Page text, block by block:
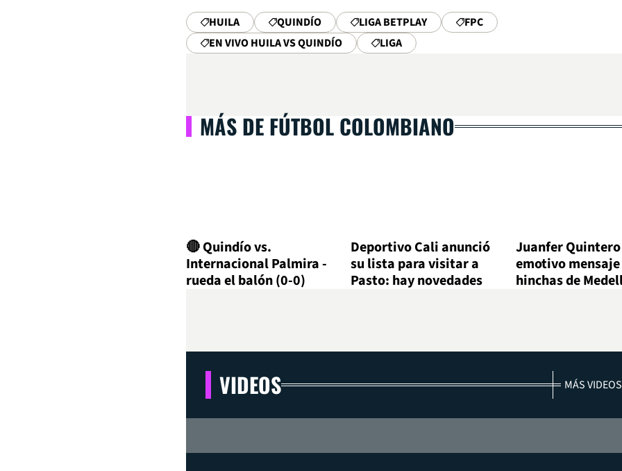
HUILA QUINDÍO LIGA BETPLAY
FPC
EN VIVO HUILA VS QUINDÍO
LIGA
MÁS DE FÚTBOL COLOMBIANO
🔴 Quindío vs.
Internacional Palmira -
rueda el balón (0-0)
Deportivo Cali anunció
su lista para visitar a
Pasto: hay novedades
Juanfer
emotivo
hinchas de
VIDEOS MÁS VIDEOS